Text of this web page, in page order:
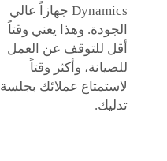
Dynamics جهازاً عالي
الجودة. وهذا يعني وقتاً
أقل للتوقف عن العمل
للصيانة، وأكثر وقتاً
لاستمتاع عملائك بجلسة
تدليك.